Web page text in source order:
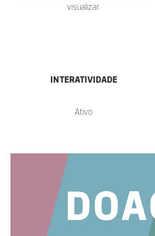
visualizar.
INTERATIVIDADE
Ativo